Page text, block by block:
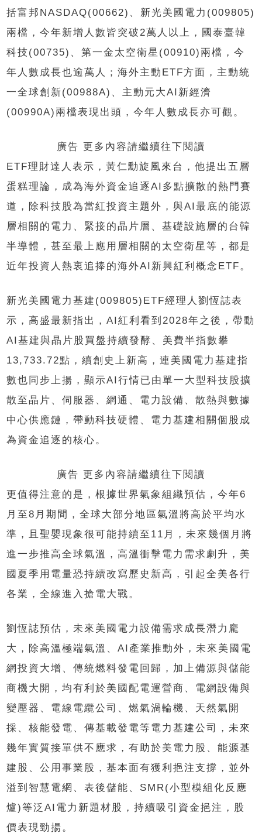
括富邦NASDAQ(00662)、新光美國電力(009805)
兩檔，今年新增人數皆突破2萬人以上，國泰臺韓
科技(00735)、第一金太空衛星(00910)兩檔，今
年人數成長也逾萬人；海外主動ETF方面，主動統
一全球創新(00988A)、主動元大AI新經濟
(00990A)兩檔表現出頭，今年人數成長亦可觀。
廣告 更多內容請繼續往下閱讀
ETF理財達人表示，黃仁勳旋風來台，他提出五層
蛋糕理論，成為海外資金追逐AI多點擴散的熱門賽
道，除科技股為當紅投資主題外，與AI最底的能源
層相關的電力、緊接的晶片層、基礎設施層的台韓
半導體，甚至最上應用層相關的太空衛星等，都是
近年投資人熱衷追捧的海外AI新興紅利概念ETF。
新光美國電力基建(009805)ETF經理人劉恆誌表
示，高盛最新指出，AI紅利看到2028年之後，帶動
AI基建與晶片股買盤持續發酵、美費半指數攀
13,733.72點，續創史上新高，連美國電力基建指
數也同步上揚，顯示AI行情已由單一大型科技股擴
散至晶片、伺服器、網通、電力設備、散熱與數據
中心供應鏈，帶動科技硬體、電力基建相關個股成
為資金追逐的核心。
廣告 更多內容請繼續往下閱讀
更值得注意的是，根據世界氣象組織預估，今年6
月至8月期間，全球大部分地區氣溫將高於平均水
準，且聖嬰現象很可能持續至11月，未來幾個月將
進一步推高全球氣溫，高溫衝擊電力需求劇升，美
國夏季用電量恐持續改寫歷史新高，引起全美各行
各業，全線進入搶電大戰。
劉恆誌預估，未來美國電力設備需求成長潛力龐
大，除高溫極端氣溫、AI產業推動外，未來美國電
網投資大增、傳統燃料發電回歸，加上備源與儲能
商機大開，均有利於美國配電運營商、電網設備與
變壓器、電線電纜公司、燃氣渦輪機、天然氣開
採、核能發電、傳基載發電等電力基建公司，未來
幾年實質接單供不應求，有助於美電力股、能源基
建股、公用事業股，基本面有獲利挹注支撐，並外
溢到智慧電網、表後儲能、SMR(小型模組化反應
爐)等泛AI電力新題材股，持續吸引資金挹注，股
價表現勁揚。